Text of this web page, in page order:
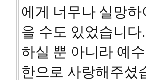
에게 너무나 실망
을 수도 있었습니
하실 뿐 아니라 예
한으로 사랑해주셨